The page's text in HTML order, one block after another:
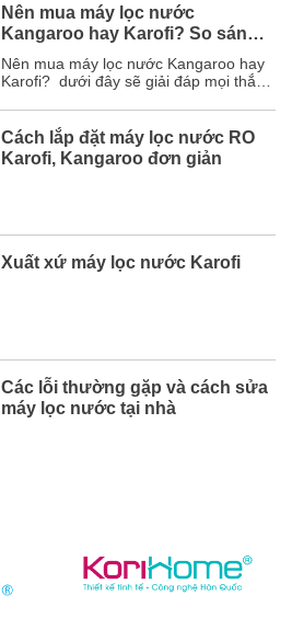
Nên mua máy lọc nước
Kangaroo hay Karofi? So sánh
chi tiết
Nên mua máy lọc nước Kangaroo hay
Karofi? dưới đây sẽ giải đáp mọi thắc
này, bạn sẽ chọn được hãng máy lọc
nước phù hợp với mình. Mục lục 1. So
sánh chi tiết máy lọc nước Karofi và
Kangaroo ...
Cách lắp đặt máy lọc nước RO
Karofi, Kangaroo đơn giản
Xuất xứ máy lọc nước Karofi
Các lỗi thường gặp và cách sửa
máy lọc nước tại nhà